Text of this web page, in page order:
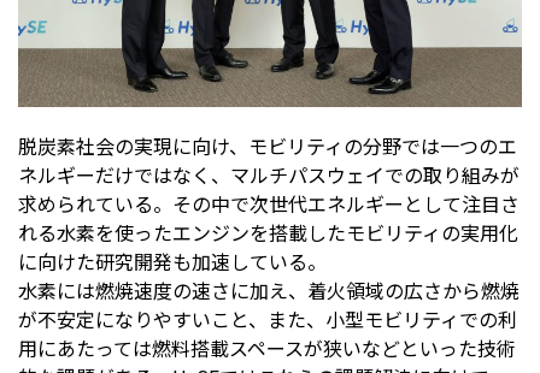
脱炭素社会の実現に向け、モビリティの分野では一つのエ
ネルギーだけではなく、マルチパスウェイでの取り組みが
求められている。その中で次世代エネルギーとして注目さ
れる水素を使ったエンジンを搭載したモビリティの実用化
に向けた研究開発も加速している。
水素には燃焼速度の速さに加え、着火領域の広さから燃焼
が不安定になりやすいこと、また、小型モビリティでの利
用にあたっては燃料搭載スペースが狭いなどといった技術